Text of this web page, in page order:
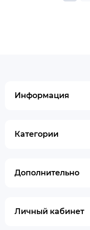
Информация
Категории
Дополнительно
Личный кабинет